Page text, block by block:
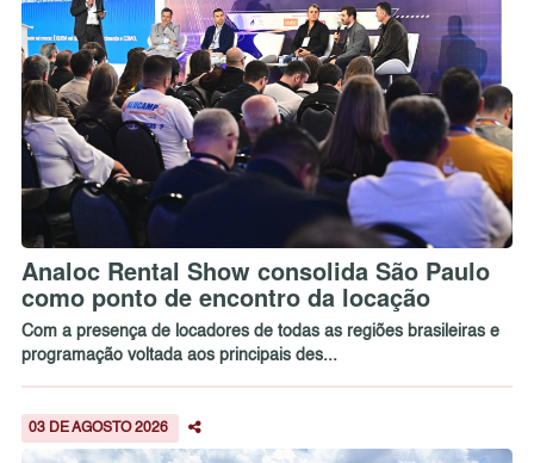
Analoc Rental Show consolida São Paulo
como ponto de encontro da locação
Com a presença de locadores de todas as regiões brasileiras e
programação voltada aos principais des...
03 DE AGOSTO 2026